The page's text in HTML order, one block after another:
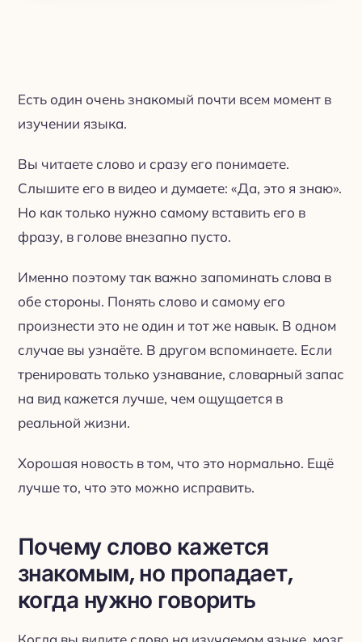
Есть один очень знакомый почти всем момент в
изучении языка.
Вы читаете слово и сразу его понимаете.
Слышите его в видео и думаете: «Да, это я знаю».
Но как только нужно самому вставить его в
фразу, в голове внезапно пусто.
Именно поэтому так важно запоминать слова в
обе стороны. Понять слово и самому его
произнести это не один и тот же навык. В одном
случае вы узнаёте. В другом вспоминаете. Если
тренировать только узнавание, словарный запас
на вид кажется лучше, чем ощущается в
реальной жизни.
Хорошая новость в том, что это нормально. Ещё
лучше то, что это можно исправить.
Почему слово кажется
знакомым, но пропадает,
когда нужно говорить